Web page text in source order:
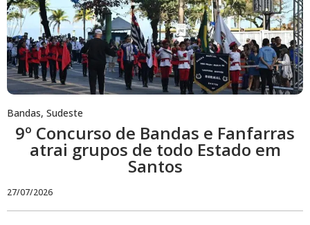
Bandas, Sudeste
9º Concurso de Bandas e Fanfarras
atrai grupos de todo Estado em
Santos
27/07/2026